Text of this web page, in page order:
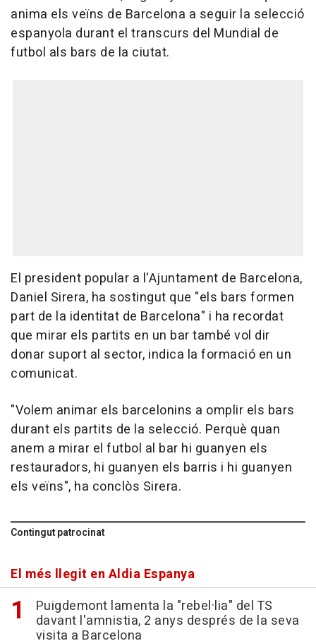
anima els veïns de Barcelona a seguir la selecció
espanyola durant el transcurs del Mundial de
futbol als bars de la ciutat.
El president popular a l'Ajuntament de Barcelona,
Daniel Sirera, ha sostingut que "els bars formen
part de la identitat de Barcelona" i ha recordat
que mirar els partits en un bar també vol dir
donar suport al sector, indica la formació en un
comunicat.
"Volem animar els barcelonins a omplir els bars
durant els partits de la selecció. Perquè quan
anem a mirar el futbol al bar hi guanyen els
restauradors, hi guanyen els barris i hi guanyen
els veïns", ha conclòs Sirera.
Contingut patrocinat
El més llegit en Aldia Espanya
Puigdemont lamenta la "rebel·lia" del TS
davant l'amnistia, 2 anys després de la seva
visita a Barcelona